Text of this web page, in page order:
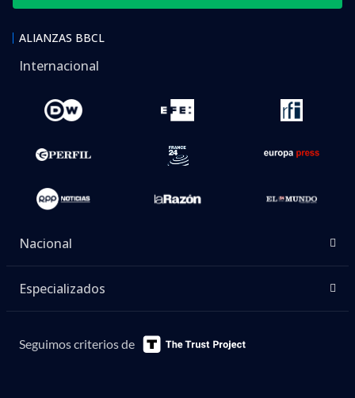
ALIANZAS BBCL
Internacional
Nacional
Especializados
Seguimos criterios de